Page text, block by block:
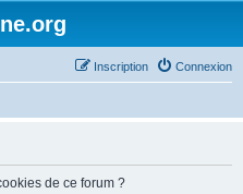
Connexion
Inscription
de ce forum ?